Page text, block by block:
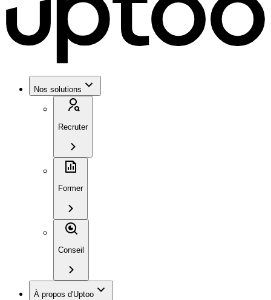
Nos solutions
Recruter
Former
Conseil
À propos d'Uptoo